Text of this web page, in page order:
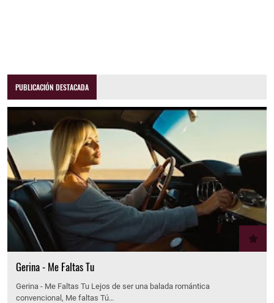
PUBLICACIÓN DESTACADA
Gerina - Me Faltas Tu
Gerina - Me Faltas Tu Lejos de ser una balada romántica
convencional, Me faltas Tú…